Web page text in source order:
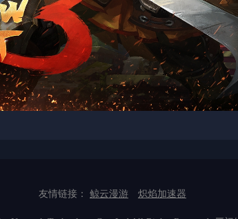
友情链接： 鲸云漫游 炽焰加速器